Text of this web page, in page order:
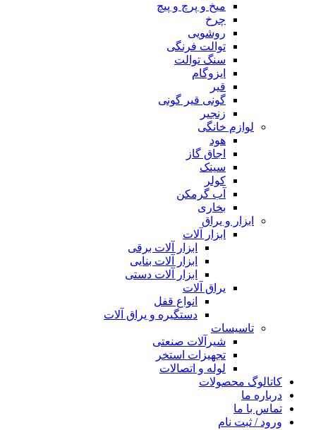
میخ و پرچ و پیچ
چرخ
روشویی
توالت فرنگی
سنگ توالت
ایزوگام
قیر
گونی قیر گونی
زنجیر
لوازم خانگی
هود
اجاق گاز
سینک
کولر
آب گرمکن
بخاری
ابزار و یراق
ابزار آلات
ابزار آلات برقی
ابزار آلات بنایی
ابزار آلات دستی
یراق آلات
انواع قفل
دستگیره و یراق آلات
تاسیسات
شیرآلات صنعتی
تجهیزات استخر
لوله و اتصالات
کاتالوگ محصولات
درباره ما
تماس با ما
ورود / ثبت نام